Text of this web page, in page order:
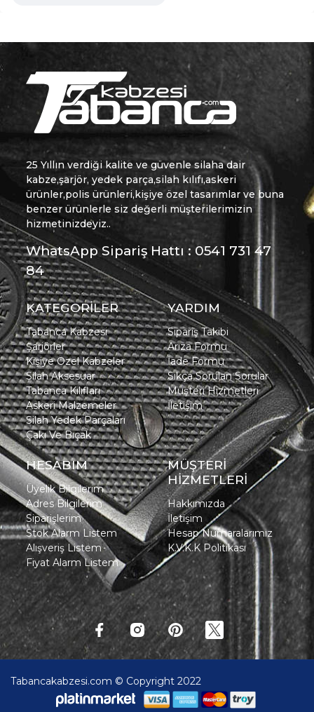
25 Yıllın verdiği kalite ve güvenle silaha dair
kabze,şarjör, yedek parça,silah kılıfı,askeri
ürünler,polis ürünleri,kişiye özel tasarımlar ve buna
benzer ürünlerle siz değerli müşterilerimizin
hizmetinizdeyiz..
WhatsApp Sipariş Hattı : 0541 731 47
84
KATEGORİLER
Tabanca Kabzesi
Şarjörler
Kişiye Özel Kabzeler
Silah Aksesuar
Tabanca Kılıfları
Askeri Malzemeler
Silah Yedek Parçaları
Çakı Ve Bıçak
YARDIM
Sipariş Takibi
Arıza Formu
İade Formu
Sıkça Sorulan Sorular
Müşteri Hizmetleri
İletişim
HESABIM
Üyelik Bilgilerim
Adres Bilgilerim
Siparişlerim
Stok Alarm Listem
Alışveriş Listem
Fiyat Alarm Listem
MÜŞTERİ
HİZMETLERİ
Hakkımızda
İletişim
Hesap Numaralarımız
K.V.K.K Politikası
Tabancakabzesi.com © Copyright 2022